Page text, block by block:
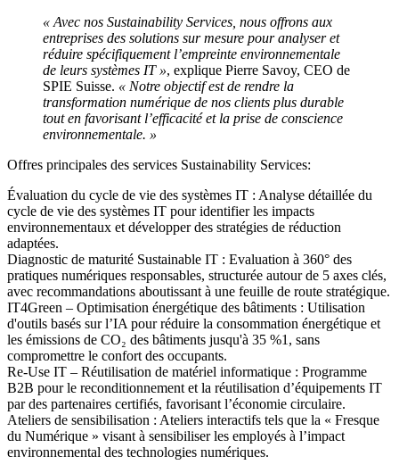
« Avec nos Sustainability Services, nous offrons aux
entreprises des solutions sur mesure pour analyser et
réduire spécifiquement l’empreinte environnementale
de leurs systèmes IT », explique Pierre Savoy, CEO de
SPIE Suisse. « Notre objectif est de rendre la
transformation numérique de nos clients plus durable
tout en favorisant l’efficacité et la prise de conscience
environnementale. »
Offres principales des services Sustainability Services:
Évaluation du cycle de vie des systèmes IT : Analyse détaillée du
cycle de vie des systèmes IT pour identifier les impacts
environnementaux et développer des stratégies de réduction
adaptées.
Diagnostic de maturité Sustainable IT : Evaluation à 360° des
pratiques numériques responsables, structurée autour de 5 axes clés,
avec recommandations aboutissant à une feuille de route stratégique.
IT4Green – Optimisation énergétique des bâtiments : Utilisation
d'outils basés sur l’IA pour réduire la consommation énergétique et
les émissions de CO₂ des bâtiments jusqu'à 35 %1, sans
compromettre le confort des occupants.
Re-Use IT – Réutilisation de matériel informatique : Programme
B2B pour le reconditionnement et la réutilisation d’équipements IT
par des partenaires certifiés, favorisant l’économie circulaire.
Ateliers de sensibilisation : Ateliers interactifs tels que la « Fresque
du Numérique » visant à sensibiliser les employés à l’impact
environnemental des technologies numériques.